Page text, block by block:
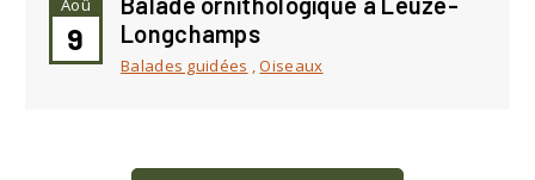
9
Longchamps
Balades guidées ,Oiseaux